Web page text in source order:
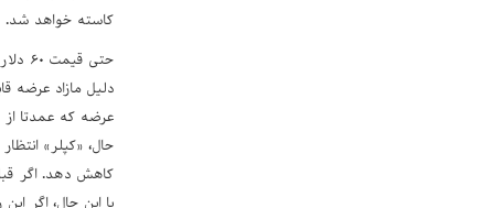
کاسته خواهد شد.
دلیل مازاد عرضه
حال، «کپلر»
با این حال، اگر